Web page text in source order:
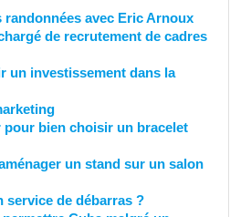
randonnées avec Eric Arnoux
de recrutement de cadres
un investissement dans la
pour bien choisir un bracelet
un stand sur un salon
service de débarras ?